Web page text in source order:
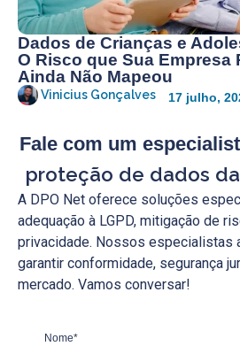
Dados de Crianças e
O Risco que Sua Empresa
Ainda Não Mapeou
Vinicius Gonçalves 17 julho,
Fale com um
proteção de dados
A DPO Net oferece soluções
adequação à LGPD, mitigação de
privacidade. Nossos especialistas
garantir conformidade, segurança
mercado. Vamos conversar!
Nome*